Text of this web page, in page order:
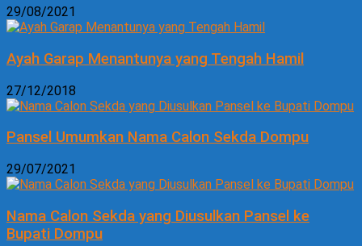
29/08/2021
Ayah Garap Menantunya yang Tengah Hamil
27/12/2018
Pansel Umumkan Nama Calon Sekda Dompu
29/07/2021
Nama Calon Sekda yang Diusulkan Pansel ke
Bupati Dompu